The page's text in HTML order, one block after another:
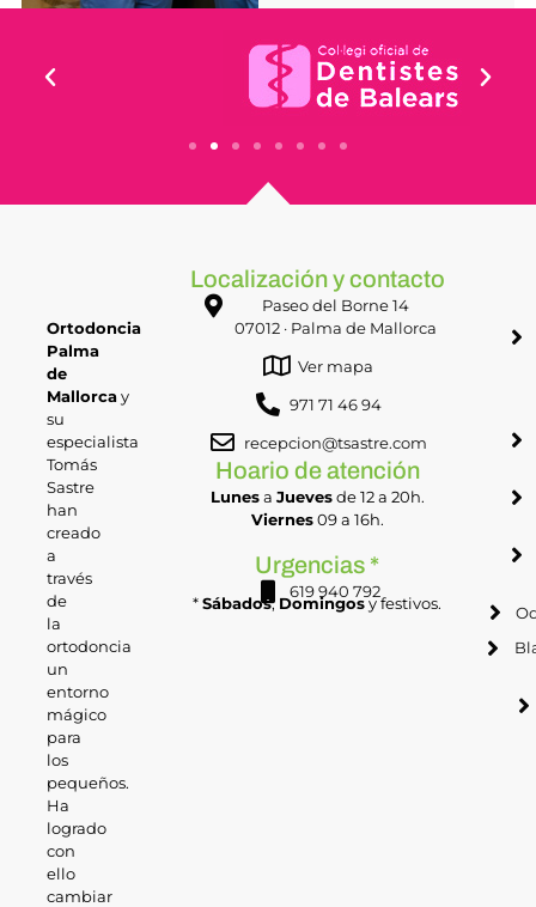
Localización y contacto
Paseo del Borne 14
07012 · Palma de Mallorca
Ver mapa
971 71 46 94
recepcion@tsastre.com
Hoario de atención
Lunesa Juevesde 12 a 20h.
Viernes09 a 16h.
Urgencias *
619 940 792
*Sábados, Domingosy festivos.
Ortodoncia
Palma
de
Mallorcay
su
especialista
Tomás
Sastre
han
creado
a
través
de
la
ortodoncia
un
entorno
mágico
para
los
pequeños.
Ha
logrado
con
ello
cambiar